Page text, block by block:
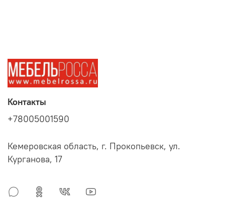
Контакты
+78005001590
Кемеровская область, г. Прокопьевск, ул.
Курганова, 17